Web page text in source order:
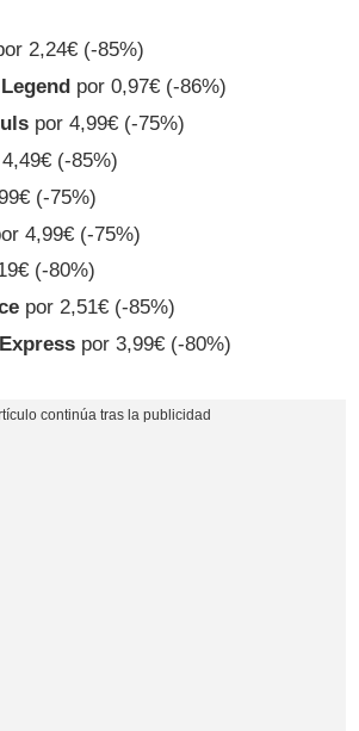
2,24€ (-85%)
por 0,97€ (-86%)
por 4,99€ (-75%)
(-85%)
(-75%)
4,99€ (-75%)
(-80%)
por 2,51€ (-85%)
por 3,99€ (-80%)